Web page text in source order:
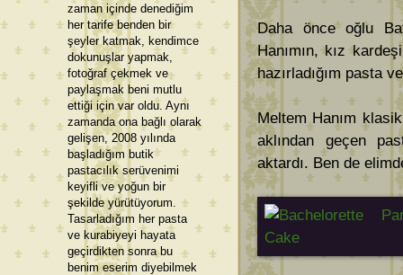
Daha önce oğlu
Hanımın, kız
hazırladığım pasta
Meltem Hanım
aklından geçen
aktardı. Ben de
zaman içinde denediğim
her tarife benden bir
şeyler katmak, kendimce
dokunuşlar yapmak,
fotoğraf çekmek ve
paylaşmak beni mutlu
ettiği için var oldu. Aynı
zamanda ona bağlı olarak
gelişen, 2008 yılında
başladığım butik
pastacılık serüvenimi
keyifli ve yoğun bir
şekilde yürütüyorum.
Tasarladığım her pasta
ve kurabiyeyi hayata
geçirdikten sonra bu
benim eserim diyebilmek